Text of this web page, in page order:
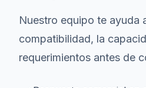
Nuestro equipo te ayuda
compatibilidad, la
requerimientos antes de